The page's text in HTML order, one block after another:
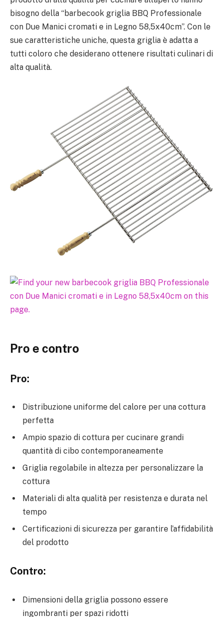
bisogno della “barbecook griglia BBQ Professionale
con Due Manici cromati e in Legno 58,5x40cm”. Con le
sue caratteristiche uniche, questa griglia è adatta a
tutti coloro che desiderano ottenere risultati culinari di
alta qualità.
Pro e contro
Pro:
Distribuzione uniforme del calore per una cottura
perfetta
Ampio spazio di cottura per cucinare grandi
quantità di cibo contemporaneamente
Griglia regolabile in altezza per personalizzare la
cottura
Materiali di alta qualità per resistenza e durata nel
tempo
Certificazioni di sicurezza per garantire l’affidabilità
del prodotto
Contro:
Dimensioni della griglia possono essere
ingombranti per spazi ridotti